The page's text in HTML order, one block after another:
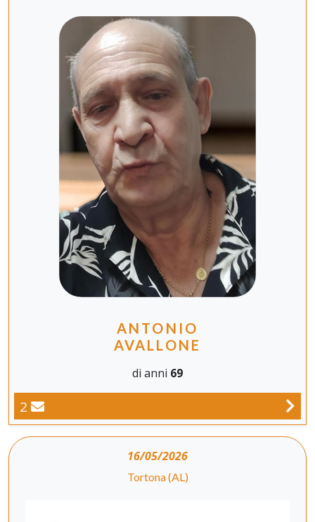
ANTONIO
AVALLONE
di anni 69
2
16/05/2026
Tortona (AL)